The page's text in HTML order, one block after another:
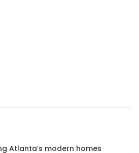
Atlanta’s modern homes